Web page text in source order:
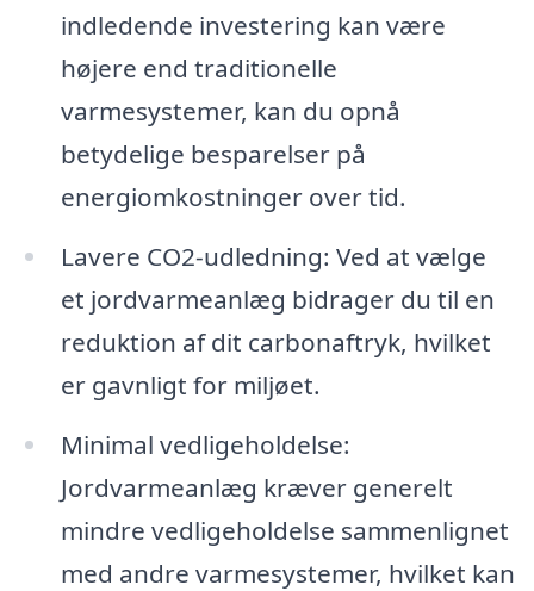
indledende investering kan være
højere end traditionelle
varmesystemer, kan du opnå
betydelige besparelser på
energiomkostninger over tid.
Lavere CO2-udledning: Ved at vælge
et jordvarmeanlæg bidrager du til en
reduktion af dit carbonaftryk, hvilket
er gavnligt for miljøet.
Minimal vedligeholdelse:
Jordvarmeanlæg kræver generelt
mindre vedligeholdelse sammenlignet
med andre varmesystemer, hvilket kan